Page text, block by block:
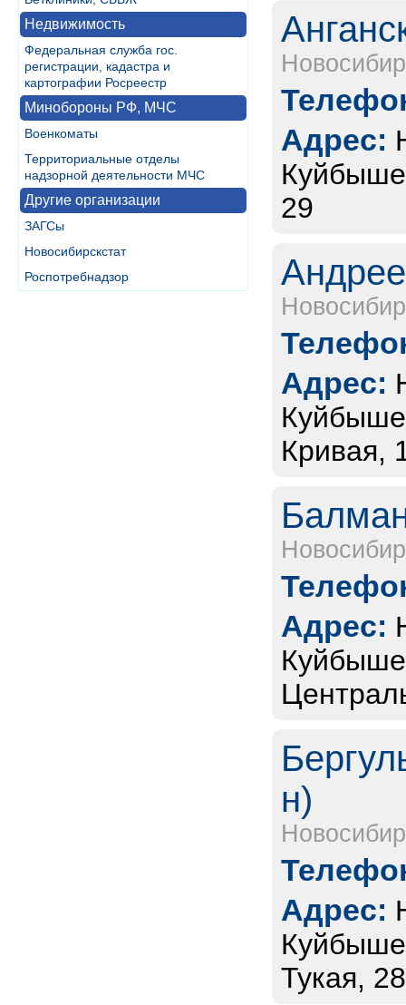
Недвижимость
Федеральная служба гос.
регистрации, кадастра и
картографии Росреестр
Минобороны РФ, МЧС
Военкоматы
Территориальные отделы
надзорной деятельности МЧС
Другие организации
ЗАГСы
Новосибирскстат
Роспотребнадзор
Адрес:
29
Адрес:
Кривая,
Адрес:
н)
Адрес:
Тукая,